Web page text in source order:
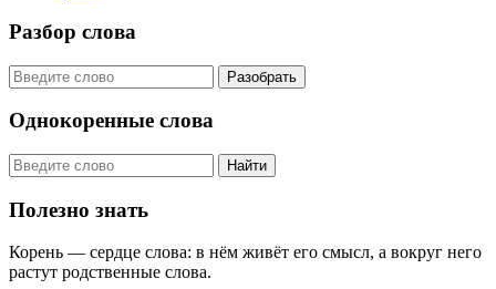
Разбор слова
Разобрать
Однокоренные слова
Найти
Полезно знать
Корень — сердце слова: в нём живёт его смысл, а вокруг него
растут родственные слова.